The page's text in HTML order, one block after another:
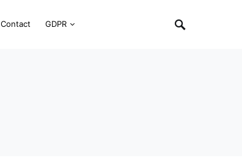
Contact GDPR